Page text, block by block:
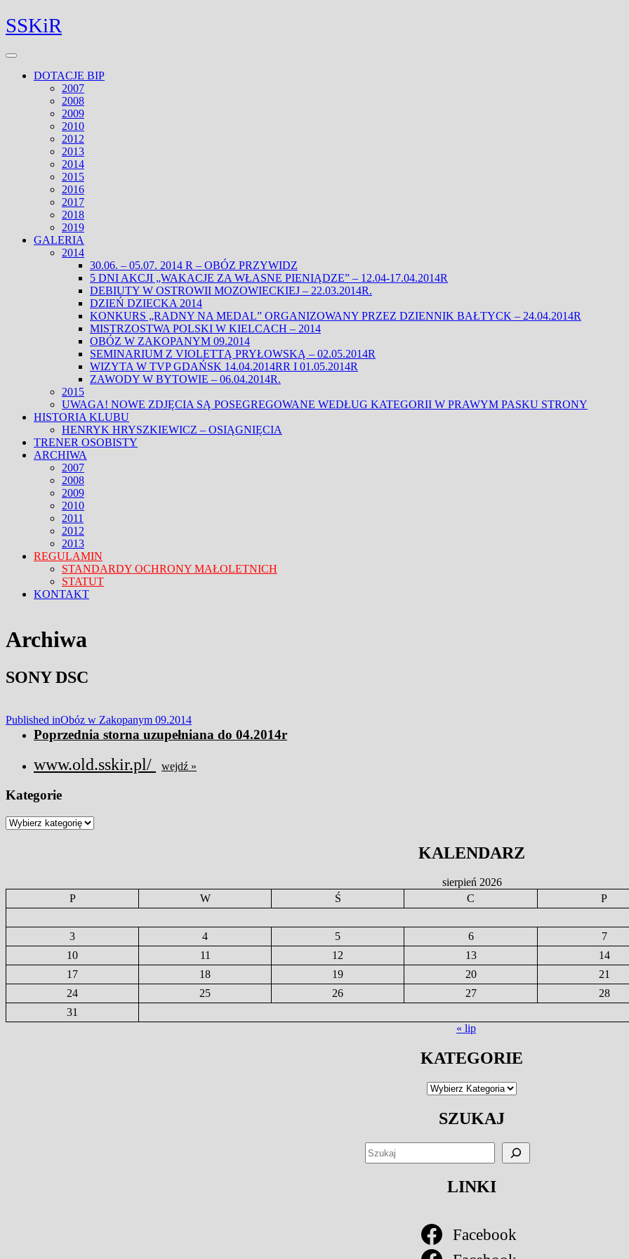
to
content
SSKiR
Open
DOTACJE BIP
2007
2008
2009
2010
2012
2013
2014
2015
2016
2017
2018
2019
GALERIA
2014
30.06. – 05.07. 2014 R – OBÓZ PRZYWIDZ
5 DNI AKCJI „WAKACJE ZA WŁASNE PIENIĄDZE” – 12.04-17.04.2014R
DEBIUTY W OSTROWII MOZOWIECKIEJ – 22.03.2014R.
DZIEŃ DZIECKA 2014
KONKURS „RADNY NA MEDAL” ORGANIZOWANY PRZEZ DZIENNIK BAŁTYCK – 24.04.2014R
MISTRZOSTWA POLSKI W KIELCACH – 2014
OBÓZ W ZAKOPANYM 09.2014
SEMINARIUM Z VIOLETTĄ PRYŁOWSKĄ – 02.05.2014R
WIZYTA W TVP GDAŃSK 14.04.2014RR I 01.05.2014R
ZAWODY W BYTOWIE – 06.04.2014R.
2015
UWAGA! NOWE ZDJĘCIA SĄ POSEGREGOWANE WEDŁUG KATEGORII W PRAWYM PASKU STRONY
HISTORIA KLUBU
HENRYK HRYSZKIEWICZ – OSIĄGNIĘCIA
TRENER OSOBISTY
ARCHIWA
2007
2008
2009
2010
2011
2012
2013
REGULAMIN
STANDARDY OCHRONY MAŁOLETNICH
STATUT
KONTAKT
MENU
Archiwa
SONY DSC
Nawigacja
wpisu
Published inObóz w Zakopanym 09.2014
Poprzednia storna uzupełniana do 04.2014r
www.old.sskir.pl/ wejdź »
Kategorie
Kategorie
KALENDARZ
sierpień 2026
P
W Ś C P
3
4 5 6 7
10
11 12 13 14
17
18 19 20 21
24
25 26 27 28
31
« lip
KATEGORIE
Kategorie
SZUKAJ
LINKI
Facebook